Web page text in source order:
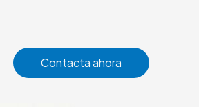
Contacta ahora